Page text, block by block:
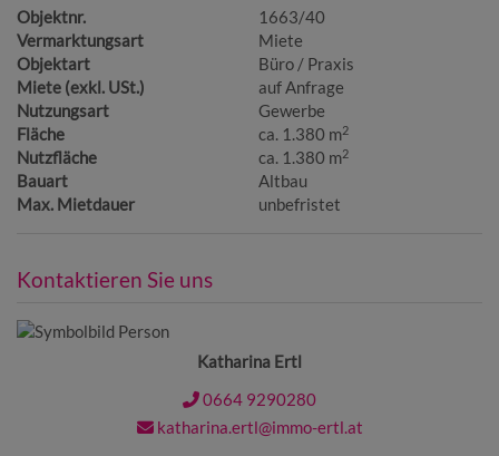
Objektnr.
1663/40
Vermarktungsart
Miete
Objektart
Büro / Praxis
Miete (exkl. USt.)
auf Anfrage
Nutzungsart
Gewerbe
Fläche
ca. 1.380 m2
Nutzfläche ca. 1.380 m2
Bauart
Altbau
Max. Mietdauer
unbefristet
Kontaktieren Sie uns
Katharina Ertl
0664 9290280
katharina.ertl@immo-ertl.at